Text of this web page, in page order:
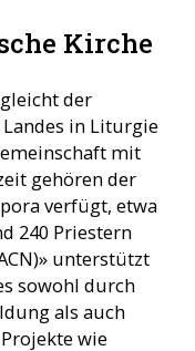
Kirche
der
in Liturgie
mit
gehören der
verfügt, etwa
240 Priestern
unterstützt
sowohl durch
als auch
wie